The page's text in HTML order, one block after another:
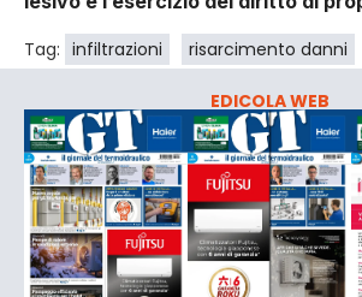
Tag: infiltrazioni risarcimento danni
EDICOLA WEB